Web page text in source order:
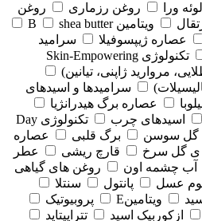
الوئه ورا روغن رزماری
روغن
ویتامین Bshea butter
عصاره ژیپسوفیلا
سرامید
تکنولوژی Skin-Empowering
سرامیدها و اسیدهای
عصاره برگ هیدرانژیا
اسیدهای چرب
تکنولوژی Day
گل سوسن برگ قلبی
عصاره
ی گل سرخ قارچ ریشی
عطر
آب چشمه اون
روغن های گیاهی
عسل پانتول
سنتلا
ویتامینE
پروبیوتیک
ازکوربیک اسید تتراپپتاید